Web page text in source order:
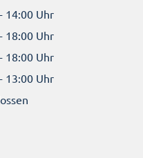
14:00 Uhr
18:00 Uhr
18:00 Uhr
13:00 Uhr